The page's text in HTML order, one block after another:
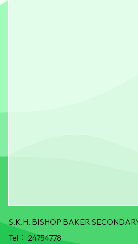
S.K.H. BISHOP BAKER
Tel： 24754778